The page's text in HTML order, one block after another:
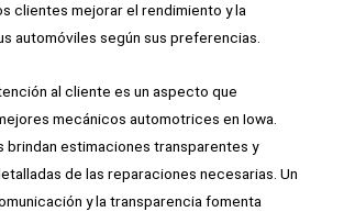
clientes mejorar el rendimiento y la
automóviles según sus preferencias.
al cliente es un aspecto que
mecánicos automotrices en Iowa.
brindan estimaciones transparentes y
de las reparaciones necesarias. Un
y la transparencia fomenta